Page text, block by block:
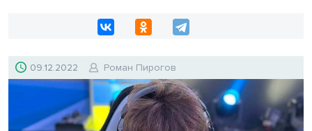
09.12.2022 Роман Пирогов